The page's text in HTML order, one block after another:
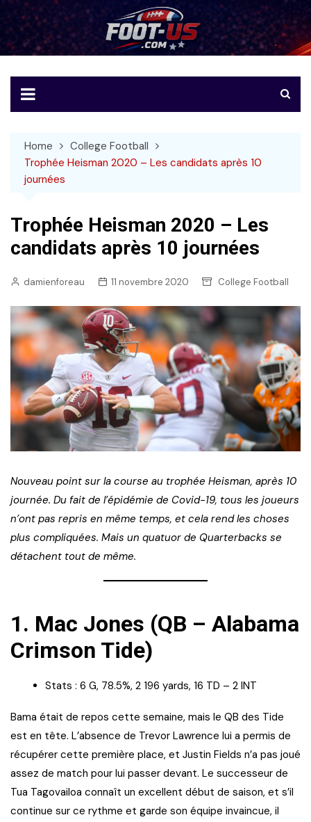
to
content
Foot-US
Le football américain en français
Home
College Football
Trophée Heisman 2020 – Les candidats après 10
journées
Trophée Heisman 2020 – Les
candidats après 10 journées
damienforeau 11 novembre 2020 College Football
Nouveau point sur la course au trophée Heisman, après 10
journée. Du fait de l’épidémie de Covid-19, tous les joueurs
n’ont pas repris en même temps, et cela rend les choses
plus compliquées. Mais un quatuor de Quarterbacks se
détachent tout de même.
1. Mac Jones (QB – Alabama
Crimson Tide)
Stats : 6 G, 78.5%, 2 196 yards, 16 TD – 2 INT
Bama était de repos cette semaine, mais le QB des Tide
est en tête. L’absence de Trevor Lawrence lui a permis de
récupérer cette première place, et Justin Fields n’a pas joué
assez de match pour lui passer devant. Le successeur de
Tua Tagovailoa connaît un excellent début de saison, et s’il
continue sur ce rythme et garde son équipe invaincue, il